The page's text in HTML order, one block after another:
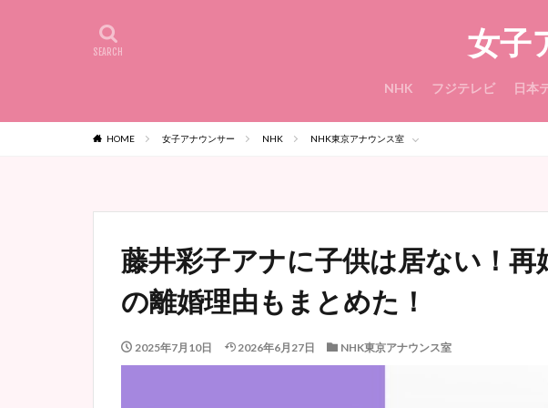
女子
NHK フジテレビ 日本
HOME 女子アナウンサー NHK NHK東京アナウンス室
藤井彩子アナに子供は居ない！再
の離婚理由もまとめた！
2025年7月10日 2026年6月27日 NHK東京アナウンス室